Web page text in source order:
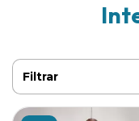
Filtrar